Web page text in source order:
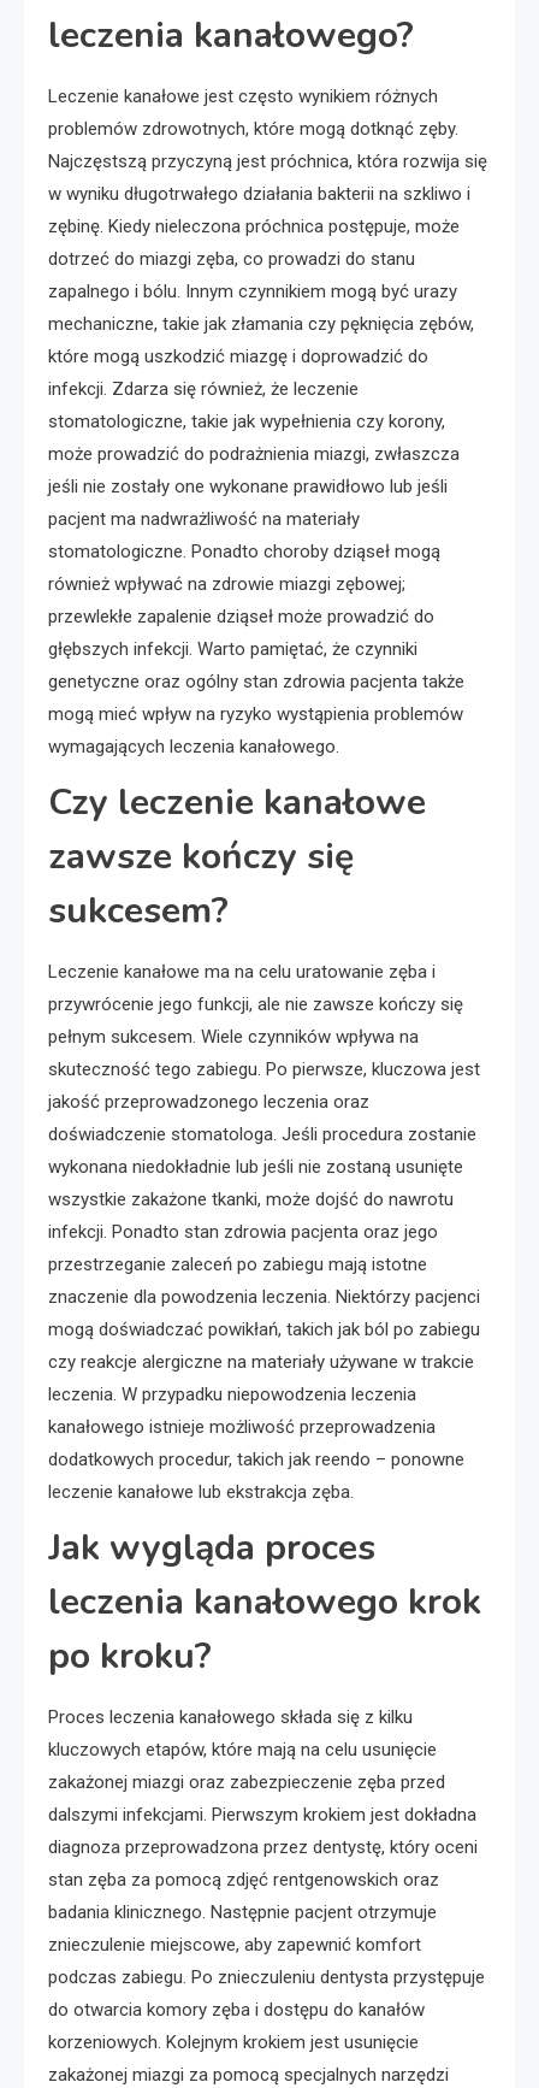
leczenia kanałowego?
Leczenie kanałowe jest często wynikiem różnych
problemów zdrowotnych, które mogą dotknąć zęby.
Najczęstszą przyczyną jest próchnica, która rozwija się
w wyniku długotrwałego działania bakterii na szkliwo i
zębinę. Kiedy nieleczona próchnica postępuje, może
dotrzeć do miazgi zęba, co prowadzi do stanu
zapalnego i bólu. Innym czynnikiem mogą być urazy
mechaniczne, takie jak złamania czy pęknięcia zębów,
które mogą uszkodzić miazgę i doprowadzić do
infekcji. Zdarza się również, że leczenie
stomatologiczne, takie jak wypełnienia czy korony,
może prowadzić do podrażnienia miazgi, zwłaszcza
jeśli nie zostały one wykonane prawidłowo lub jeśli
pacjent ma nadwrażliwość na materiały
stomatologiczne. Ponadto choroby dziąseł mogą
również wpływać na zdrowie miazgi zębowej;
przewlekłe zapalenie dziąseł może prowadzić do
głębszych infekcji. Warto pamiętać, że czynniki
genetyczne oraz ogólny stan zdrowia pacjenta także
mogą mieć wpływ na ryzyko wystąpienia problemów
wymagających leczenia kanałowego.
Czy leczenie kanałowe
zawsze kończy się
sukcesem?
Leczenie kanałowe ma na celu uratowanie zęba i
przywrócenie jego funkcji, ale nie zawsze kończy się
pełnym sukcesem. Wiele czynników wpływa na
skuteczność tego zabiegu. Po pierwsze, kluczowa jest
jakość przeprowadzonego leczenia oraz
doświadczenie stomatologa. Jeśli procedura zostanie
wykonana niedokładnie lub jeśli nie zostaną usunięte
wszystkie zakażone tkanki, może dojść do nawrotu
infekcji. Ponadto stan zdrowia pacjenta oraz jego
przestrzeganie zaleceń po zabiegu mają istotne
znaczenie dla powodzenia leczenia. Niektórzy pacjenci
mogą doświadczać powikłań, takich jak ból po zabiegu
czy reakcje alergiczne na materiały używane w trakcie
leczenia. W przypadku niepowodzenia leczenia
kanałowego istnieje możliwość przeprowadzenia
dodatkowych procedur, takich jak reendo – ponowne
leczenie kanałowe lub ekstrakcja zęba.
Jak wygląda proces
leczenia kanałowego krok
po kroku?
Proces leczenia kanałowego składa się z kilku
kluczowych etapów, które mają na celu usunięcie
zakażonej miazgi oraz zabezpieczenie zęba przed
dalszymi infekcjami. Pierwszym krokiem jest dokładna
diagnoza przeprowadzona przez dentystę, który oceni
stan zęba za pomocą zdjęć rentgenowskich oraz
badania klinicznego. Następnie pacjent otrzymuje
znieczulenie miejscowe, aby zapewnić komfort
podczas zabiegu. Po znieczuleniu dentysta przystępuje
do otwarcia komory zęba i dostępu do kanałów
korzeniowych. Kolejnym krokiem jest usunięcie
zakażonej miazgi za pomocą specjalnych narzędzi